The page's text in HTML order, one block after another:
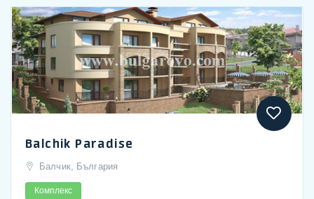
Balchik Paradise
Балчик, България
Комплекс